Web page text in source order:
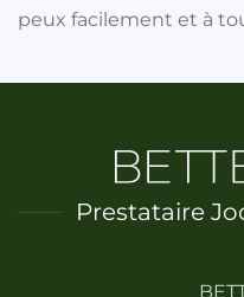
peux facilement et à
Prestataire